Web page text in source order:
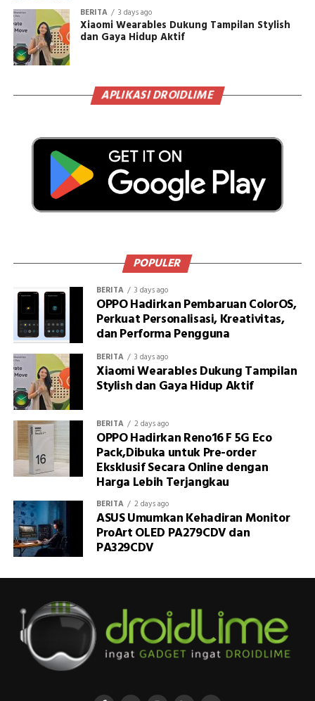
BERITA 3 days ago
Xiaomi Wearables Dukung Tampilan Stylish
dan Gaya Hidup Aktif
APLIKASI DROIDLIME
POPULER
BERITA 3 days ago
OPPO Hadirkan Pembaruan ColorOS,
Perkuat Personalisasi, Kreativitas,
dan Performa Pengguna
BERITA 3 days ago
Xiaomi Wearables Dukung Tampilan
Stylish dan Gaya Hidup Aktif
BERITA 2 days ago
OPPO Hadirkan Reno16 F 5G Eco
Pack,Dibuka untuk Pre-order
Eksklusif Secara Online dengan
Harga Lebih Terjangkau
BERITA 2 days ago
ASUS Umumkan Kehadiran Monitor
ProArt OLED PA279CDV dan
PA329CDV